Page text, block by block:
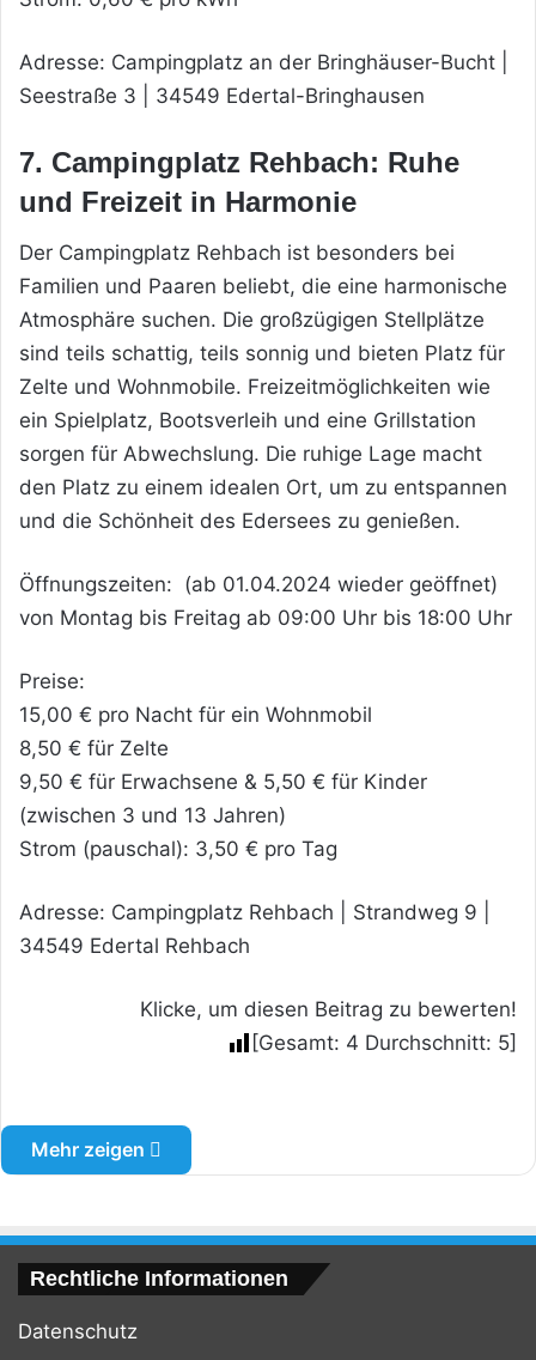
Adresse: Campingplatz an der Bringhäuser-Bucht |
Seestraße 3 | 34549 Edertal-Bringhausen
7. Campingplatz Rehbach: Ruhe
und Freizeit in Harmonie
Der Campingplatz Rehbach ist besonders bei
Familien und Paaren beliebt, die eine harmonische
Atmosphäre suchen. Die großzügigen Stellplätze
sind teils schattig, teils sonnig und bieten Platz für
Zelte und Wohnmobile. Freizeitmöglichkeiten wie
ein Spielplatz, Bootsverleih und eine Grillstation
sorgen für Abwechslung. Die ruhige Lage macht
den Platz zu einem idealen Ort, um zu entspannen
und die Schönheit des Edersees zu genießen.
Öffnungszeiten: (ab 01.04.2024 wieder geöffnet)
von Montag bis Freitag ab 09:00 Uhr bis 18:00 Uhr
Preise:
15,00 € pro Nacht für ein Wohnmobil
8,50 € für Zelte
9,50 € für Erwachsene & 5,50 € für Kinder
(zwischen 3 und 13 Jahren)
Strom (pauschal): 3,50 € pro Tag
Adresse: Campingplatz Rehbach | Strandweg 9 |
34549 Edertal Rehbach
Klicke, um diesen Beitrag zu bewerten!
[Gesamt: 4 Durchschnitt: 5]
Mehr zeigen
Rechtliche Informationen
Datenschutz